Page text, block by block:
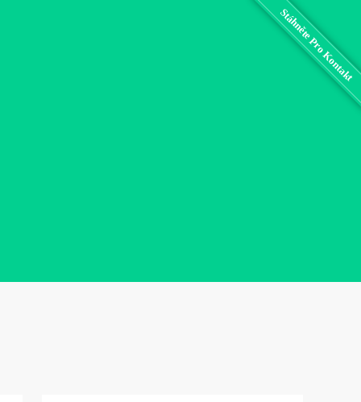
Stáhněte Pro Kontakt